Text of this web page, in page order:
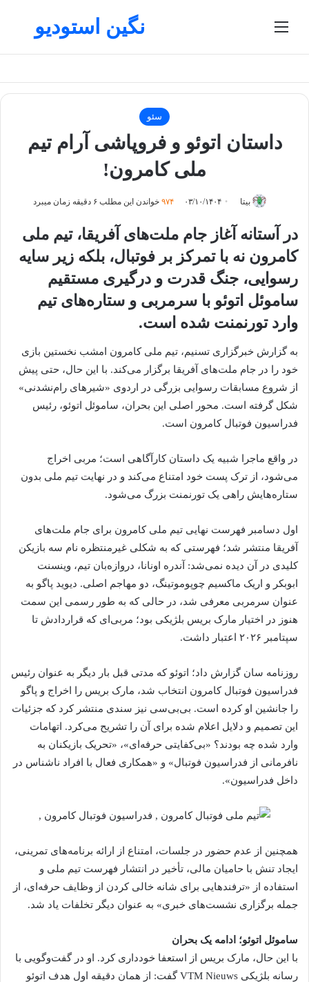
منو نگین استودیو
سئو
داستان اتوئو و فروپاشی آرام تیم
ملی کامرون!
بیتا ۰۳/۱۰/۱۴۰۴ ۹۷۴ خواندن این مطلب ۶ دقیقه زمان میبرد
در آستانه آغاز جام ملت‌های آفریقا، تیم ملی
کامرون نه با تمرکز بر فوتبال، بلکه زیر سایه
رسوایی، جنگ قدرت و درگیری مستقیم
ساموئل اتوئو با سرمربی و ستاره‌های تیم
وارد تورنمنت شده است.
به گزارش خبرگزاری تسنیم، تیم ملی کامرون امشب نخستین بازی
خود را در جام ملت‌های آفریقا برگزار می‌کند. با این حال، حتی پیش
از شروع مسابقات رسوایی بزرگی در اردوی «شیرهای رام‌نشدنی»
شکل گرفته است. محور اصلی این بحران، ساموئل اتوئو، رئیس
فدراسیون فوتبال کامرون است.
در واقع ماجرا شبیه یک داستان کارآگاهی است؛ مربی‌ اخراج
می‌شود، از ترک پست خود امتناع می‌کند و در نهایت تیم ملی بدون
ستاره‌هایش راهی یک تورنمنت بزرگ می‌شود.
اول دسامبر فهرست نهایی تیم ملی کامرون برای جام ملت‌های
آفریقا منتشر شد؛ فهرستی که به‌ شکلی غیرمنتظره نام سه بازیکن
کلیدی در آن دیده نمی‌شد: آندره اونانا، دروازه‌بان تیم، وینسنت
ابوبکر و اریک ماکسیم چوپوموتینگ، دو مهاجم اصلی. دیوید پاگو به‌
عنوان سرمربی معرفی شد، در حالی که به‌ طور رسمی این سمت
هنوز در اختیار مارک بریس بلژیکی بود؛ مربی‌‌ای که قراردادش تا
سپتامبر ۲۰۲۶ اعتبار داشت.
روزنامه سان گزارش داد؛ اتوئو که مدتی قبل بار دیگر به‌ عنوان رئیس
فدراسیون فوتبال کامرون انتخاب شد، مارک بریس را اخراج و پاگو
را جانشین او کرده است. بی‌بی‌سی نیز سندی منتشر کرد که جزئیات
این تصمیم و دلایل اعلام‌ شده برای آن را تشریح می‌کرد. اتهامات
وارد شده چه بودند؟ «بی‌کفایتی حرفه‌ای»، «تحریک بازیکنان به
نافرمانی از فدراسیون فوتبال» و «همکاری فعال با افراد ناشناس در
داخل فدراسیون».
همچنین از عدم حضور در جلسات، امتناع از ارائه برنامه‌های تمرینی،
ایجاد تنش با حامیان مالی، تأخیر در انتشار فهرست تیم ملی و
استفاده از «ترفندهایی برای شانه خالی کردن از وظایف حرفه‌ای، از
جمله برگزاری نشست‌های خبری» به‌ عنوان دیگر تخلفات یاد شد.
ساموئل اتوئو؛ ادامه یک بحران
با این حال، مارک بریس از استعفا خودداری کرد. او در گفت‌وگویی با
رسانه بلژیکی VTM Nieuws گفت: از همان دقیقه اول هدف اتوئو